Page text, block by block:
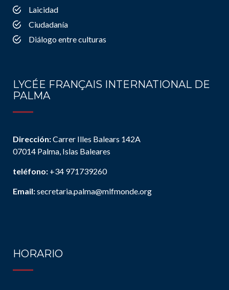
Laicidad
Ciudadanía
Diálogo entre culturas
LYCÉE FRANÇAIS INTERNATIONAL DE
PALMA
Dirección:Carrer Illes Balears 142A
07014 Palma, Islas Baleares
teléfono: +34 971739260
Email:secretaria.palma@mlfmonde.org
HORARIO